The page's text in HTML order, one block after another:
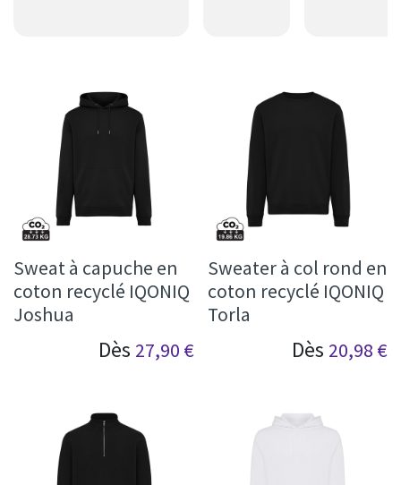
Sweat à capuche en
coton recyclé IQONIQ
Joshua
Dès 27,90 €
Sweater à col rond en
coton recyclé IQONIQ
Torla
Dès 20,98 €